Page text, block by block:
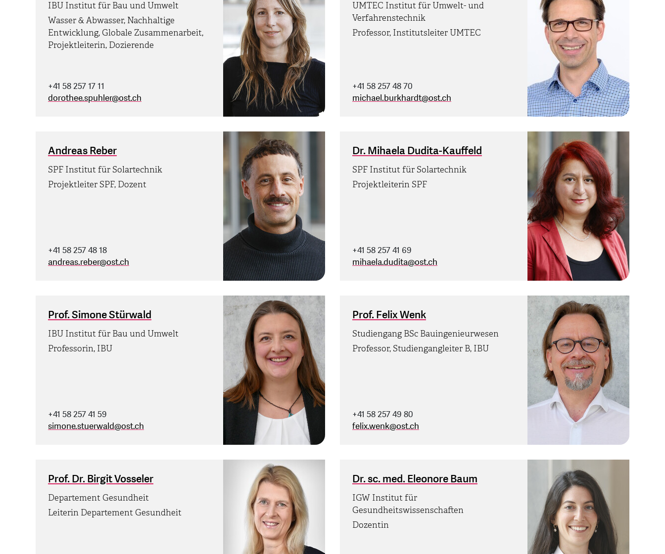
IBU Institut für Bau und Umwelt
Wasser & Abwasser, Nachhaltige
Entwicklung, Globale Zusammenarbeit,
Projektleiterin, Dozierende
+41 58 257 17 11
dorothee.spuhler@ost.ch
UMTEC Institut für Umwelt- und
Verfahrenstechnik
Professor, Institutsleiter UMTEC
+41 58 257 48 70
michael.burkhardt@ost.ch
Andreas Reber
SPF Institut für Solartechnik
Projektleiter SPF, Dozent
+41 58 257 48 18
andreas.reber@ost.ch
Dr. Mihaela Dudita-Kauffeld
SPF Institut für Solartechnik
Projektleiterin SPF
+41 58 257 41 69
mihaela.dudita@ost.ch
Prof. Simone Stürwald
IBU Institut für Bau und Umwelt
Professorin, IBU
+41 58 257 41 59
simone.stuerwald@ost.ch
Prof. Felix Wenk
Studiengang BSc Bauingenieurwesen
Professor, Studiengangleiter B, IBU
+41 58 257 49 80
felix.wenk@ost.ch
Prof. Dr. Birgit Vosseler
Departement Gesundheit
Leiterin Departement Gesundheit
Dr. sc. med. Eleonore Baum
IGW Institut für
Gesundheitswissenschaften
Dozentin